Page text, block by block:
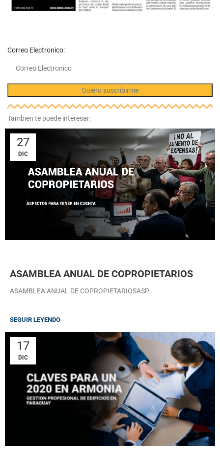
Correo Electronico:
Tambien te puede interesar:
27
DIC
ASAMBLEA ANUAL DE COPROPIETARIOS
ASAMBLEA ANUAL DE COPROPIETARIOSASP...
SEGUIR LEYENDO
17
DIC